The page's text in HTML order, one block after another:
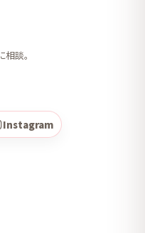
談。
Instagram